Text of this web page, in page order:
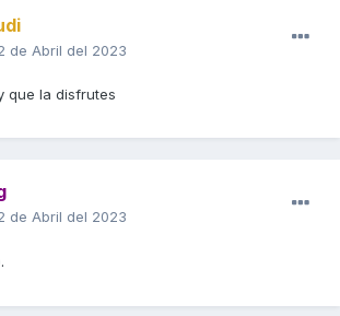
de Abril del 2023
que la disfrutes
de Abril del 2023